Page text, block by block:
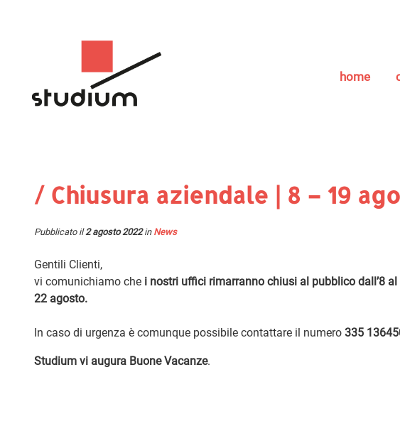
home
/ Chiusura aziendale | 8 – 19
Pubblicato il2 agosto 2022in News
Gentili Clienti,
vi comunichiamo che i nostri uffici rimarranno chiusi al pubblico dall’8
22 agosto.
In caso di urgenza è comunque possibile contattare il numero 335
Studium vi augura Buone Vacanze.